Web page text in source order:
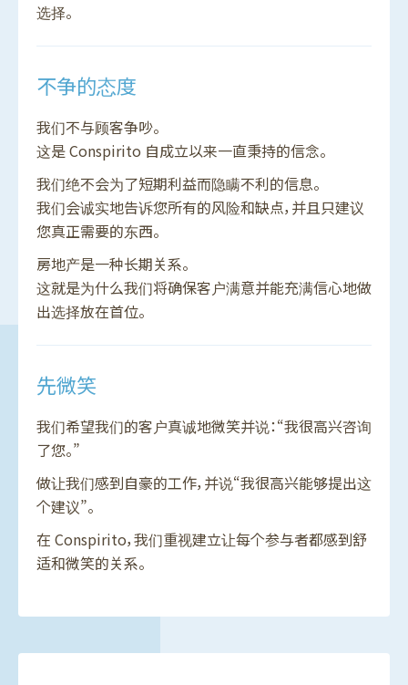
选择。
不争的态度
我们不与顾客争吵。
这是 Conspirito 自成立以来一直秉持的信念。
我们绝不会为了短期利益而隐瞒不利的信息。
我们会诚实地告诉您所有的风险和缺点，并且只建议
您真正需要的东西。
房地产是一种长期关系。
这就是为什么我们将确保客户满意并能充满信心地做
出选择放在首位。
先微笑
我们希望我们的客户真诚地微笑并说：“我很高兴咨询
了您。”
做让我们感到自豪的工作，并说“我很高兴能够提出这
个建议”。
在 Conspirito，我们重视建立让每个参与者都感到舒
适和微笑的关系。